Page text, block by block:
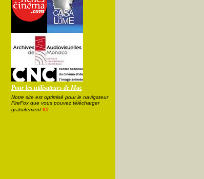
Pour les utilisateurs de Mac
Notre site est optimisé pour le navigateur
FireFox que vous pouvez télécharger
gratuitement ici